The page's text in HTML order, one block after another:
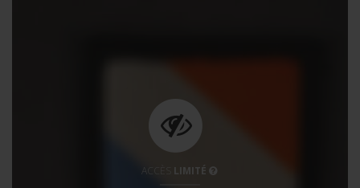
ACCÈS LIMITÉ